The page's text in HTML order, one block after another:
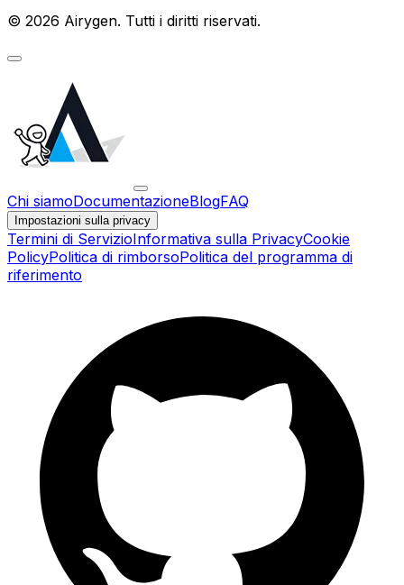
© 2026 Airygen. Tutti i diritti riservati.
Chi siamoDocumentazioneBlogFAQ
Impostazioni sulla privacy
Termini di ServizioInformativa sulla PrivacyCookie
PolicyPolitica di rimborsoPolitica del programma di
riferimento